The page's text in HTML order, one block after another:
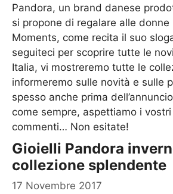
Pandora, un brand danese
si propone di regalare alle
Moments, come recita il suo
seguiteci per scoprire tutte le
Italia, vi mostreremo tutte le
informeremo sulle novità e sulle
spesso anche prima
come sempre, aspettiamo i
commenti… Non esitate!
Gioielli Pandora
collezione splendente
17 Novembre 2017